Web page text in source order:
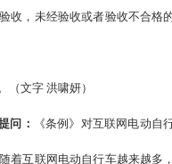
收，未经验收或者验收不合格
（文字 洪啸妍）
问： 《条例》对互联网电动自
着互联网电动自行车越来越多